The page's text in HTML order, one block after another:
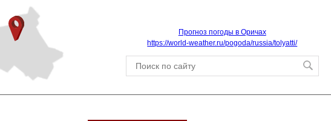
Прогноз погоды в Оричах
https://world-weather.ru/pogoda/russia/tolyatti/